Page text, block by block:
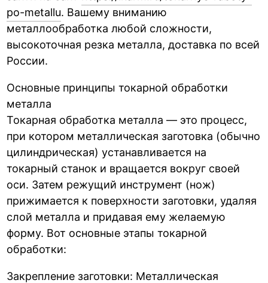
po-metallu. Вашему вниманию
металлообработка любой сложности,
высокоточная резка металла, доставка по всей
России.
Основные принципы токарной обработки
металла
Токарная обработка металла — это процесс,
при котором металлическая заготовка (обычно
цилиндрическая) устанавливается на
токарный станок и вращается вокруг своей
оси. Затем режущий инструмент (нож)
прижимается к поверхности заготовки, удаляя
слой металла и придавая ему желаемую
форму. Вот основные этапы токарной
обработки:
Закрепление заготовки: Металлическая